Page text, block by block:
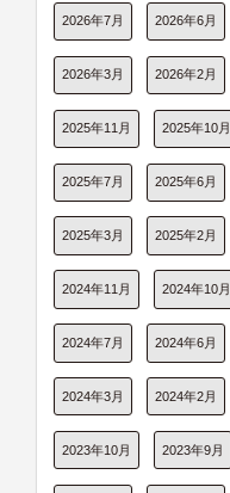
2026年7月 2026年6月
2026年3月 2026年2月
2025年11月 2025年10月
2025年7月 2025年6月
2025年3月 2025年2月
2024年11月 2024年10月
2024年7月 2024年6月
2024年3月 2024年2月
2023年10月 2023年9月